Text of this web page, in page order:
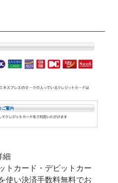
細
トカード・デビットカー
使い決済手数料無料でお